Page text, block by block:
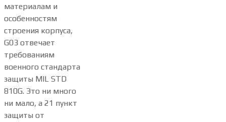
материалам и
особенностям
строения корпуса,
G03 отвечает
требованиям
военного стандарта
защиты MIL STD
810G. Это ни много
ни мало, а 21 пункт
защиты от